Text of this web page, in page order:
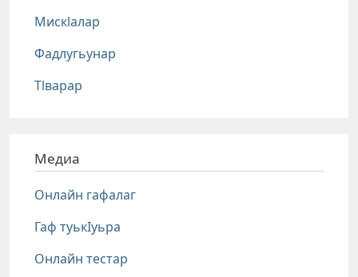
Мискlалар
Фадлугьунар
Тlварар
Медиа
Онлайн гафалаг
Гаф туькIуьра
Онлайн тестар